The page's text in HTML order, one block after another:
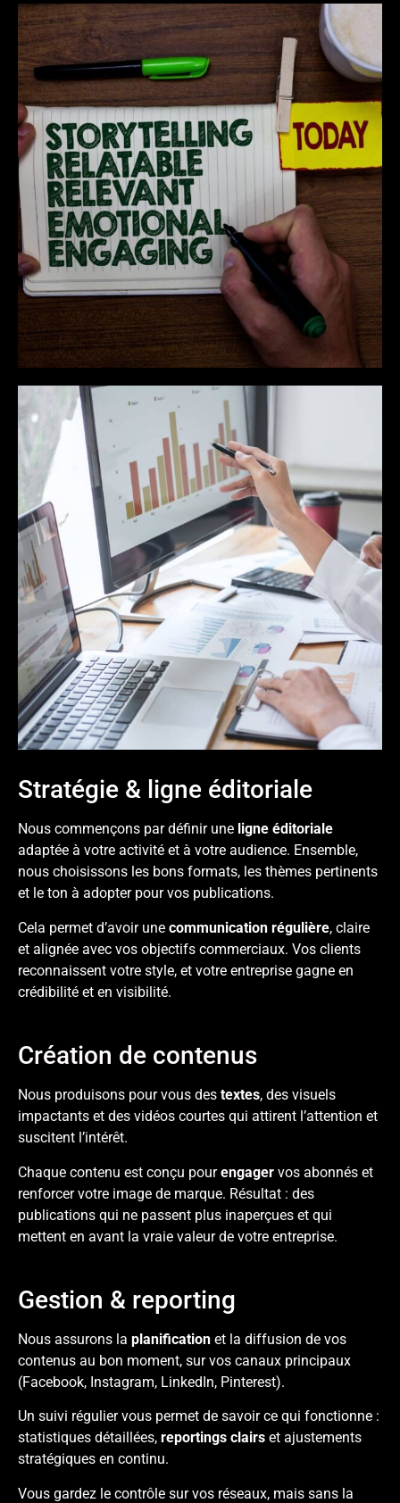
Stratégie & ligne éditoriale
Nous commençons par définir une ligne éditoriale
adaptée à votre activité et à votre audience. Ensemble,
nous choisissons les bons formats, les thèmes pertinents
et le ton à adopter pour vos publications.
Cela permet d’avoir une communication régulière, claire
et alignée avec vos objectifs commerciaux. Vos clients
reconnaissent votre style, et votre entreprise gagne en
crédibilité et en visibilité.
Création de contenus
Nous produisons pour vous des textes, des visuels
impactants et des vidéos courtes qui attirent l’attention et
suscitent l’intérêt.
Chaque contenu est conçu pourengager vos abonnés et
renforcer votre image de marque. Résultat : des
publications qui ne passent plus inaperçues et qui
mettent en avant la vraie valeur de votre entreprise.
Gestion & reporting
Nous assurons la planification et la diffusion de vos
contenus au bon moment, sur vos canaux principaux
(Facebook, Instagram, LinkedIn, Pinterest).
Un suivi régulier vous permet de savoir ce qui fonctionne :
statistiques détaillées, reportings clairs et ajustements
stratégiques en continu.
Vous gardez le contrôle sur vos réseaux, mais sans la